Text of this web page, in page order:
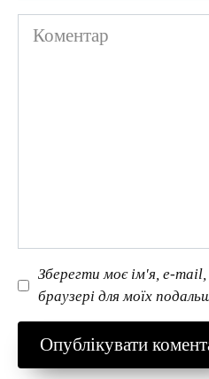
Коментар
Зберегти моє ім'я, e-
браузері для моїх